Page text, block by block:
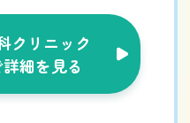
クリニック
細を見る